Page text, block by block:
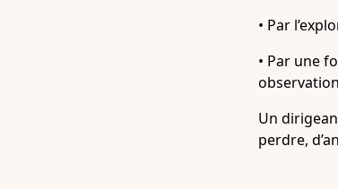
• Par
• Par une
Un
perdre,